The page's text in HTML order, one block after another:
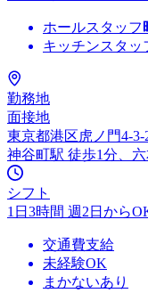
ホールスタッフ
キッチンスタッ
勤務地
面接地
東京都港区虎ノ門4-
神谷町駅 徒歩1分、
シフト
1日3時間 週2日から
交通費支給
未経験OK
まかないあり